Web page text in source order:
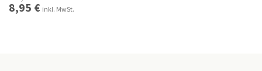
Ursprünglicher
Preis
8,95 €Aktueller
Preis
inkl. MwSt.